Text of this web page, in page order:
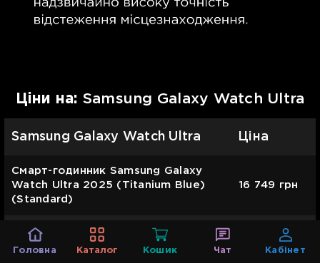
Цiни на: Samsung Galaxy Watch Ultra
Samsung Galaxy Watch Ultra Ціна
Смарт-годинник Samsung Galaxy
Watch Ultra 2025 (Titanium Blue)
(Standard)
16 749 грн
Смарт-годинник Samsung Galaxy
Watch Ultra 2025 (Titanium Gray)
16 499грн
Головна Каталог Кошик Чат Кабінет